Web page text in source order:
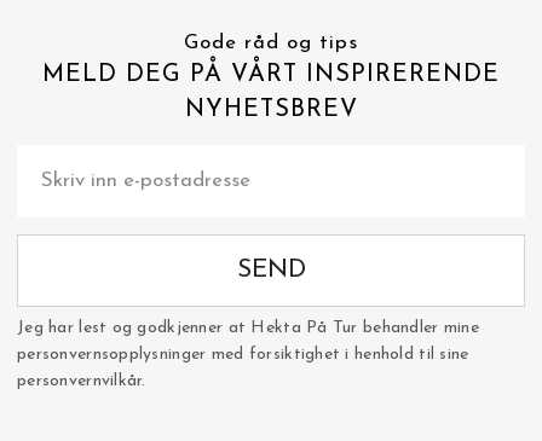
Gode råd og tips
MELD DEG PÅ VÅRT INSPIRERENDE
NYHETSBREV
SEND
Jeg har lest og godkjenner at Hekta På Tur behandler mine
personvernsopplysninger med forsiktighet i henhold til sine
personvernvilkår.